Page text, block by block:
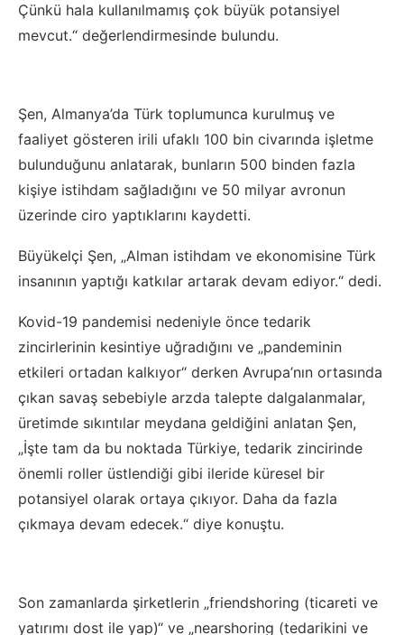
Çünkü hala kullanılmamış çok büyük potansiyel
mevcut.“ değerlendirmesinde bulundu.
Şen, Almanya’da Türk toplumunca kurulmuş ve
faaliyet gösteren irili ufaklı 100 bin civarında işletme
bulunduğunu anlatarak, bunların 500 binden fazla
kişiye istihdam sağladığını ve 50 milyar avronun
üzerinde ciro yaptıklarını kaydetti.
Büyükelçi Şen, „Alman istihdam ve ekonomisine Türk
insanının yaptığı katkılar artarak devam ediyor.“ dedi.
Kovid-19 pandemisi nedeniyle önce tedarik
zincirlerinin kesintiye uğradığını ve „pandeminin
etkileri ortadan kalkıyor“ derken Avrupa’nın ortasında
çıkan savaş sebebiyle arzda talepte dalgalanmalar,
üretimde sıkıntılar meydana geldiğini anlatan Şen,
„İşte tam da bu noktada Türkiye, tedarik zincirinde
önemli roller üstlendiği gibi ileride küresel bir
potansiyel olarak ortaya çıkıyor. Daha da fazla
çıkmaya devam edecek.“ diye konuştu.
Son zamanlarda şirketlerin „friendshoring (ticareti ve
yatırımı dost ile yap)“ ve „nearshoring (tedarikini ve